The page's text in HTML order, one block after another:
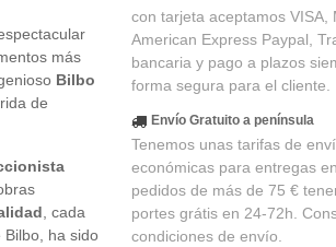
más
Bilbo
de
, cada
Bilbo, ha sido
con tarjeta aceptamos VISA,
American Express Paypal,
bancaria y pago a plazos
forma segura para el cliente.
Envío Gratuito a península
Tenemos unas tarifas de
económicas para entregas
pedidos de más de 75 €
portes grátis en 24-72h.
condiciones de envío.